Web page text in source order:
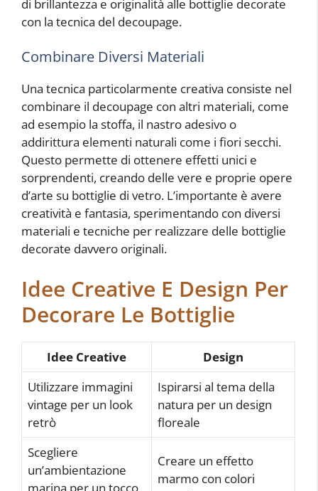
di brillantezza e originalità alle bottiglie decorate
con la tecnica del decoupage.
Combinare Diversi Materiali
Una tecnica particolarmente creativa consiste nel
combinare il decoupage con altri materiali, come
ad esempio la stoffa, il nastro adesivo o
addirittura elementi naturali come i fiori secchi.
Questo permette di ottenere effetti unici e
sorprendenti, creando delle vere e proprie opere
d’arte su bottiglie di vetro. L’importante è avere
creatività e fantasia, sperimentando con diversi
materiali e tecniche per realizzare delle bottiglie
decorate davvero originali.
Idee Creative E Design Per
Decorare Le Bottiglie
Idee Creative
Design
Utilizzare immagini
vintage per un look
retrò
Ispirarsi al tema della
natura per un design
floreale
Scegliere
un’ambientazione
marina per un tocco
Creare un effetto
marmo con colori